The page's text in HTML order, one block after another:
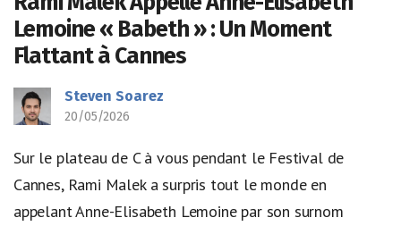
Lemoine « Babeth » : Un Moment
Flattant à Cannes
Steven Soarez
20/05/2026
Sur le plateau de C à vous pendant le Festival de
Cannes, Rami Malek a surpris tout le monde en
appelant Anne-Elisabeth Lemoine par son surnom